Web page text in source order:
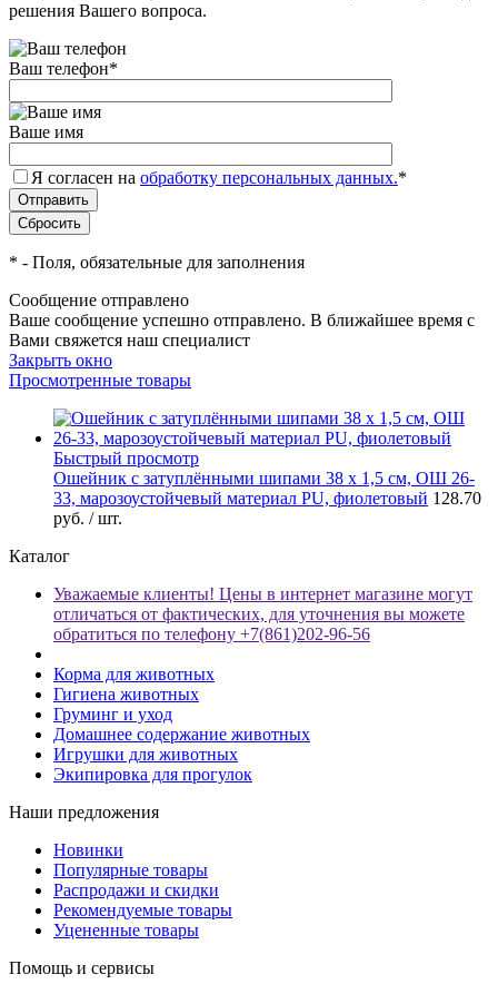
решения Вашего вопроса.
Ваш телефон*
Ваше имя
Я согласен на обработку персональных данных.*
* - Поля, обязательные для заполнения
Сообщение отправлено
Ваше сообщение успешно отправлено. В ближайшее время с
Вами свяжется наш специалист
Закрыть окно
Просмотренные товары
Быстрый просмотр
Ошейник с затуплёнными шипами 38 х 1,5 см, ОШ 26-
33, марозоустойчевый материал PU, фиолетовый 128.70
руб. / шт.
Каталог
Уважаемые клиенты! Цены в интернет магазине могут
отличаться от фактических, для уточнения вы можете
обратиться по телефону +7(861)202-96-56
Корма для животных
Гигиена животных
Груминг и уход
Домашнее содержание животных
Игрушки для животных
Экипировка для прогулок
Наши предложения
Новинки
Популярные товары
Распродажи и скидки
Рекомендуемые товары
Уцененные товары
Помощь и сервисы